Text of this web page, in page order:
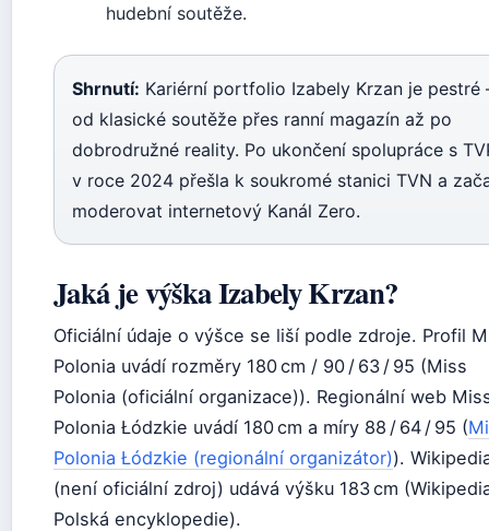
hudební soutěže.
Shrnutí: Kariérní portfolio Izabely Krzan je pestré
od klasické soutěže přes ranní magazín až po
dobrodružné reality. Po ukončení spolupráce s
v roce 2024 přešla k soukromé stanici TVN a
moderovat internetový Kanál Zero.
Jaká je výška Izabely Krzan?
Oficiální údaje o výšce se liší podle zdroje. Profil
Polonia uvádí rozměry 180 cm / 90 / 63 / 95 (Miss
Polonia (oficiální organizace)). Regionální web
Polonia Łódzkie uvádí 180 cm a míry 88 / 64 / 95 (
Polonia Łódzkie (regionální organizátor)).
(není oficiální zdroj) udává výšku 183 cm
Polská encyklopedie).